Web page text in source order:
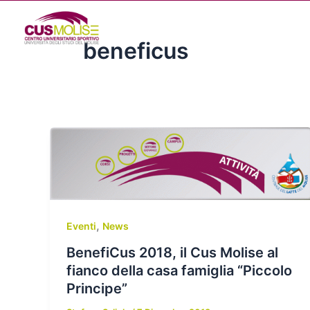
contenuto
beneficus
Eventi, News
BenefiCus 2018, il Cus Molise al
fianco della casa famiglia “Piccolo
Principe”